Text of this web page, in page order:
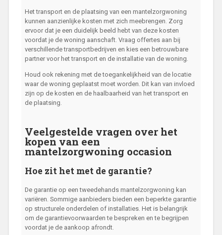
Het transport en de plaatsing van een mantelzorgwoning
kunnen aanzienlijke kosten met zich meebrengen. Zorg
ervoor dat je een duidelijk beeld hebt van deze kosten
voordat je de woning aanschaft. Vraag offertes aan bij
verschillende transportbedrijven en kies een betrouwbare
partner voor het transport en de installatie van de woning.
Houd ook rekening met de toegankelijkheid van de locatie
waar de woning geplaatst moet worden. Dit kan van invloed
zijn op de kosten en de haalbaarheid van het transport en
de plaatsing.
Veelgestelde vragen over het
kopen van een
mantelzorgwoning occasion
Hoe zit het met de garantie?
De garantie op een tweedehands mantelzorgwoning kan
variëren. Sommige aanbieders bieden een beperkte garantie
op structurele onderdelen of installaties. Het is belangrijk
om de garantievoorwaarden te bespreken en te begrijpen
voordat je de aankoop afrondt.